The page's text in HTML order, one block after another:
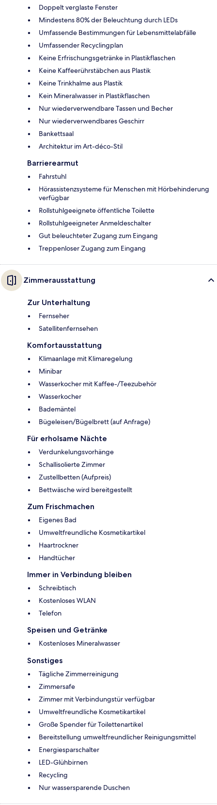
Doppelt verglaste Fenster
Mindestens 80% der Beleuchtung durch LEDs
Umfassende Bestimmungen für Lebensmittelabfälle
Umfassender Recyclingplan
Keine Erfrischungsgetränke in Plastikflaschen
Keine Kaffeerührstäbchen aus Plastik
Keine Trinkhalme aus Plastik
Kein Mineralwasser in Plastikflaschen
Nur wiederverwendbare Tassen und Becher
Nur wiederverwendbares Geschirr
Bankettsaal
Architektur im Art-déco-Stil
Barrierearmut
Fahrstuhl
Hörassistenzsysteme für Menschen mit Hörbehinderung
verfügbar
Rollstuhlgeeignete öffentliche Toilette
Rollstuhlgeeigneter Anmeldeschalter
Gut beleuchteter Zugang zum Eingang
Treppenloser Zugang zum Eingang
Zimmerausstattung
Zur Unterhaltung
Fernseher
Satellitenfernsehen
Komfortausstattung
Klimaanlage mit Klimaregelung
Minibar
Wasserkocher mit Kaffee-/Teezubehör
Wasserkocher
Bademäntel
Bügeleisen/Bügelbrett (auf Anfrage)
Für erholsame Nächte
Verdunkelungsvorhänge
Schallisolierte Zimmer
Zustellbetten (Aufpreis)
Bettwäsche wird bereitgestellt
Zum Frischmachen
Eigenes Bad
Umweltfreundliche Kosmetikartikel
Haartrockner
Handtücher
Immer in Verbindung bleiben
Schreibtisch
Kostenloses WLAN
Telefon
Speisen und Getränke
Kostenloses Mineralwasser
Sonstiges
Tägliche Zimmerreinigung
Zimmersafe
Zimmer mit Verbindungstür verfügbar
Umweltfreundliche Kosmetikartikel
Große Spender für Toilettenartikel
Bereitstellung umweltfreundlicher Reinigungsmittel
Energiesparschalter
LED-Glühbirnen
Recycling
Nur wassersparende Duschen